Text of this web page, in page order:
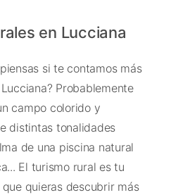
en Lucciana
si te contamos más
Probablemente
campo colorido y
distintas tonalidades
de una piscina natural
El turismo rural es tu
quieras descubrir más